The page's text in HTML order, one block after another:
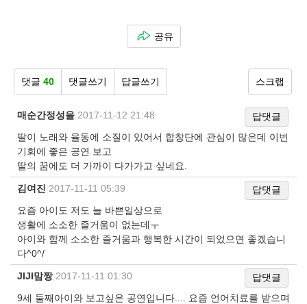
공유
댓글 40 댓글쓰기 답글쓰기 스크랩
매순간정성을 2017-11-12 21:48
답댓글
딸이 노래와 율동에 소질이 있어서 합창단에 관심이 많은데 이번
기회에 좋은 공연 보고
딸의 꿈에도 더 가까이 다가가고 싶네요.
김여진 2017-11-11 05:39
답댓글
요즘 아이도 저도 늘 바쁜일상으로
생활에 소소한 즐거움이 없는데ㅜ
아이와 함께 소소한 즐거움과 행복한 시간이 되었으면 좋겠습니
다^0^/
JIJI맘짱| 2017-11-11 01:30
답댓글
9세 둘째아이와 보고싶은 공연입니다.... 요즘 언어치료를 받으며